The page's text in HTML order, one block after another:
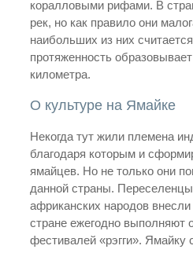
коралловыми рифами. В
рек, но как правило они
наибольших из них
протяженность
километра.
О культуре на Ямайке
Некогда тут жили племена
благодаря которым и
ямайцев. Но не только они
данной страны.
африканских народов
стране ежегодно выполняют
фестивалей «рэгги». Ямайку